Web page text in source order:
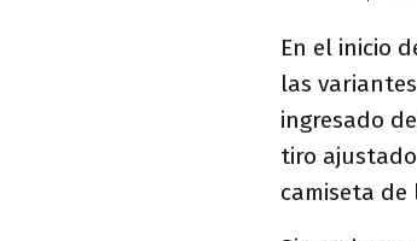
En el inicio
las
ingresado
tiro ajustado
camiseta